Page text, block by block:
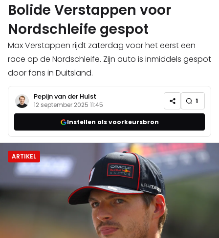
Bolide Verstappen voor
Nordschleife gespot
Max Verstappen rijdt zaterdag voor het eerst een
race op de Nordschleife. Zijn auto is inmiddels gespot
door fans in Duitsland.
Pepijn van der Hulst
12 september 2025 11:45 1
Instellen als voorkeursbron
ARTIKEL